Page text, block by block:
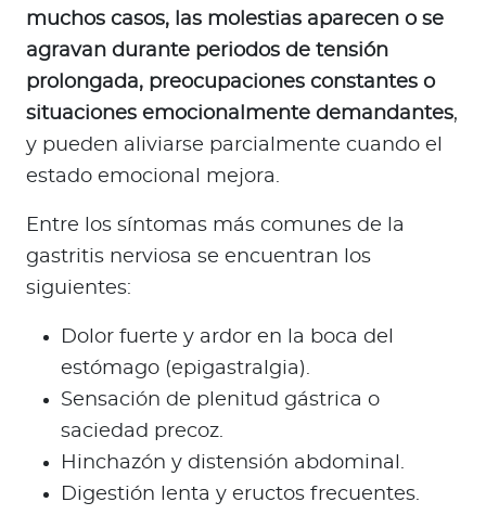
muchos casos, las molestias aparecen o se
agravan durante periodos de tensión
prolongada, preocupaciones constantes o
situaciones emocionalmente demandantes,
y pueden aliviarse parcialmente cuando el
estado emocional mejora.
Entre los síntomas más comunes de la
gastritis nerviosa se encuentran los
siguientes:
Dolor fuerte y ardor en la boca del
estómago (epigastralgia).
Sensación de plenitud gástrica o
saciedad precoz.
Hinchazón y distensión abdominal.
Digestión lenta y eructos frecuentes.